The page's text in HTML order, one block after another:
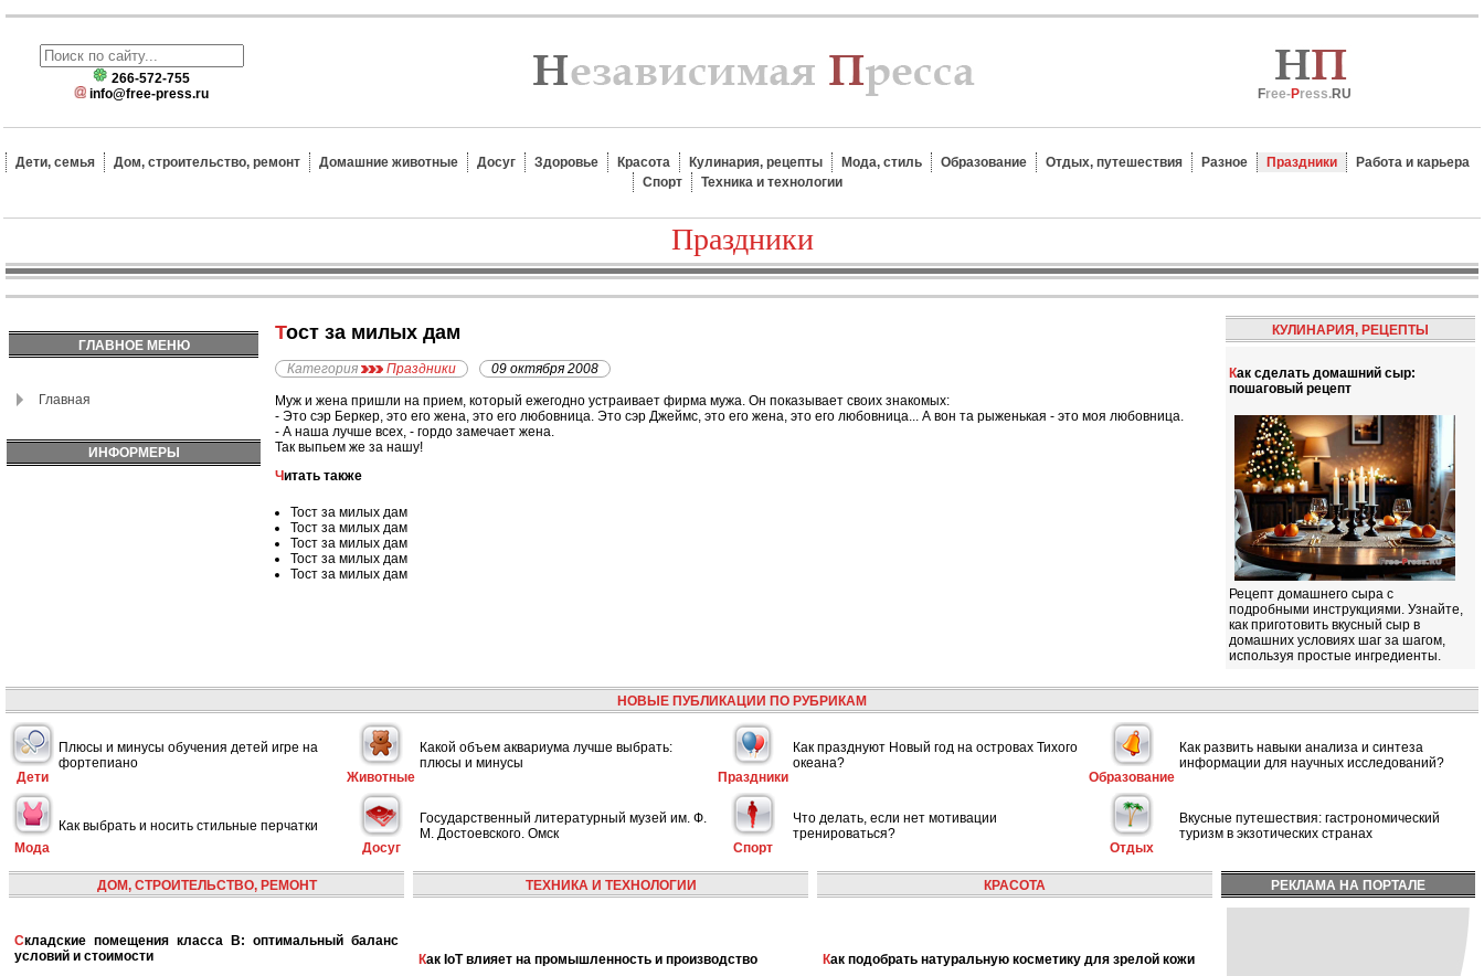
266-572-755
info@free-press.ru
Free-Press.RU
Дети, семья Дом, строительство, ремонт Домашние животные Досуг Здоровье Красота Кулинария, рецепты Мода, стиль Образование Отдых, путешествия Разное Праздники
Работа и карьера
Спорт
Техника и технологии
Праздники
ГЛАВНОЕ МЕНЮ
Главная
ИНФОРМЕРЫ
Тост за милых дам
Категория Праздники 09 октября 2008
Муж и жена пришли на прием, который ежегодно устраивает фирма мужа. Он показывает своих знакомых:
- Это сэр Беркер, это его жена, это его любовница. Это сэр Джеймс, это его жена, это его любовница... А вон та рыженькая - это моя любовница.
- А наша лучше всех, - гордо замечает жена.
Так выпьем же за нашу!
Читать также
Тост за милых дам
Тост за милых дам
Тост за милых дам
Тост за милых дам
Тост за милых дам
КУЛИНАРИЯ, РЕЦЕПТЫ
Как сделать домашний сыр:
пошаговый рецепт
Рецепт домашнего сыра с
подробными инструкциями. Узнайте,
как приготовить вкусный сыр в
домашних условиях шаг за шагом,
используя простые ингредиенты.
НОВЫЕ ПУБЛИКАЦИИ ПО РУБРИКАМ
Дети
Плюсы и минусы обучения детей игре на
фортепиано
Животные
Какой объем аквариума лучше выбрать:
плюсы и минусы
Праздники
Как празднуют Новый год на островах Тихого
океана?
Образование
Как развить навыки анализа и синтеза
информации для научных исследований?
Мода
Как выбрать и носить стильные перчатки
Досуг
Государственный литературный музей им. Ф.
М. Достоевского. Омск
Спорт
Что делать, если нет мотивации
тренироваться?
Отдых
Вкусные путешествия: гастрономический
туризм в экзотических странах
ДОМ, СТРОИТЕЛЬСТВО, РЕМОНТ
Складские помещения класса B: оптимальный баланс
условий и стоимости
ТЕХНИКА И ТЕХНОЛОГИИ
Как IoT влияет на промышленность и производство
КРАСОТА
Как подобрать натуральную косметику для зрелой кожи
РЕКЛАМА НА ПОРТАЛЕ